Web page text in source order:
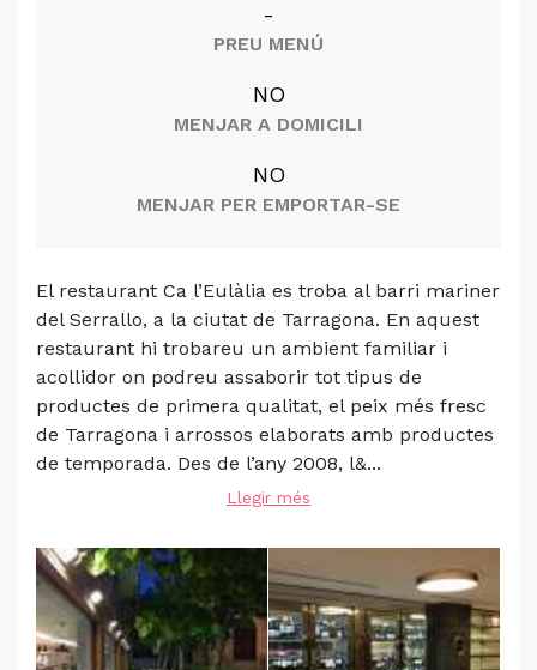
-
PREU MENÚ
NO
MENJAR A DOMICILI
NO
MENJAR PER EMPORTAR-SE
El restaurant Ca l’Eulàlia es troba al barri mariner
del Serrallo, a la ciutat de Tarragona. En aquest
restaurant hi trobareu un ambient familiar i
acollidor on podreu assaborir tot tipus de
productes de primera qualitat, el peix més fresc
de Tarragona i arrossos elaborats amb productes
de temporada. Des de l’any 2008, l&...
Llegir més